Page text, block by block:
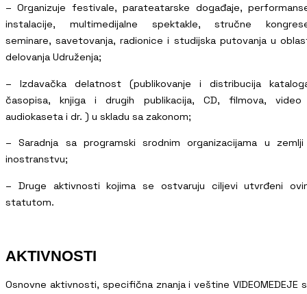
– Organizuje festivale, parateatarske događaje,
instalacije, multimedijalne spektakle, stručne
seminare, savetovanja, radionice i studijska putovanja u
delovanja Udruženja;
– Izdavačka delatnost (publikovanje i distribucija
časopisa, knjiga i drugih publikacija, CD, filmova,
audiokaseta i dr. ) u skladu sa zakonom;
– Saradnja sa programski srodnim organizacijama u
inostranstvu;
– Druge aktivnosti kojima se ostvaruju ciljevi utvrđeni
statutom.
AKTIVNOSTI
Osnovne aktivnosti, specifična znanja i veštine VIDEOMEDEJE